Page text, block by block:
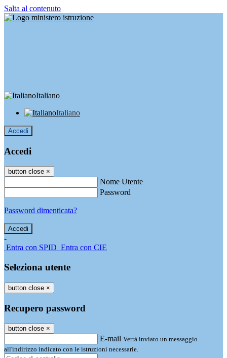
Salta al contenuto
Italiano
Italiano
Accedi
Accedi
button close ×
Nome Utente
Password
Password dimenticata?
-
Entra con SPID Entra con CIE
Seleziona utente
button close ×
Recupero password
button close ×
E-mail Verrà inviato un messaggio
all'indirizzo indicato con le istruzioni necessarie.